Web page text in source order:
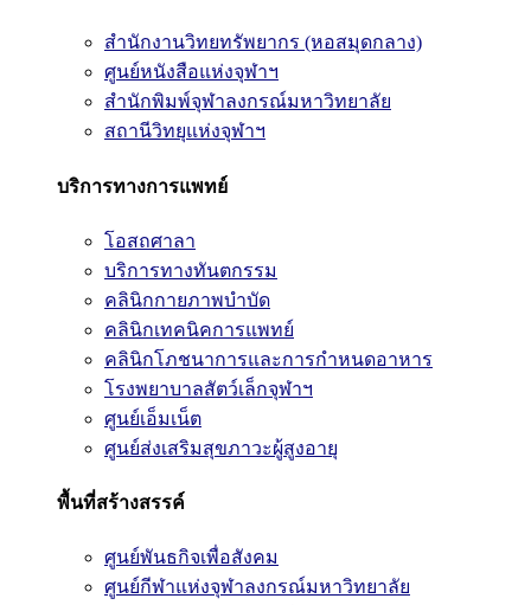
สำนักงานวิทยทรัพยากร (หอสมุดกลาง)
ศูนย์หนังสือแห่งจุฬาฯ
สำนักพิมพ์จุฬาลงกรณ์มหาวิทยาลัย
สถานีวิทยุแห่งจุฬาฯ
บริการทางการแพทย์
โอสถศาลา
บริการทางทันตกรรม
คลินิกกายภาพบำบัด
คลินิกเทคนิคการแพทย์
คลินิกโภชนาการและการกำหนดอาหาร
โรงพยาบาลสัตว์เล็กจุฬาฯ
ศูนย์เอ็มเน็ต
ศูนย์ส่งเสริมสุขภาวะผู้สูงอายุ
พื้นที่สร้างสรรค์
ศูนย์พันธกิจเพื่อสังคม
ศูนย์กีฬาแห่งจุฬาลงกรณ์มหาวิทยาลัย